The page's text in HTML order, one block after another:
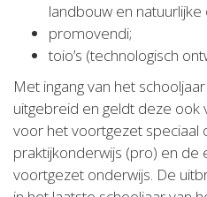
landbouw en natuurlijke
promovendi;
toio’s (technologisch
Met ingang van het
uitgebreid en geldt deze
voor het voortgezet speciaal
praktijkonderwijs (pro) en de
voortgezet onderwijs. De